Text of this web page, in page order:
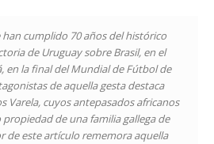
cumplido 70 años del histórico
de Uruguay sobre Brasil, en el
en la final del Mundial de Fútbol de
de aquella gesta destaca
Varela, cuyos antepasados africanos
propiedad de una familia gallega de
de este artículo rememora aquella